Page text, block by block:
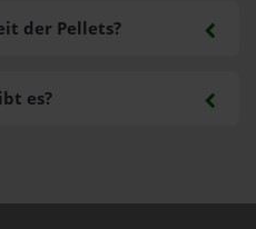
es?
der Pellets?